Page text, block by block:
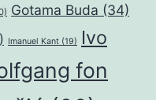
Gotama Buda (34)
Imanuel Kant (19)
Ivo
fon